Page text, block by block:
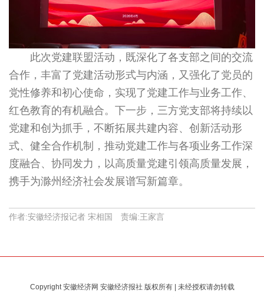
此次党建联盟活动，既深化了各支部之间的交流
合作，丰富了党建活动形式与内涵，又强化了党员的
党性修养和初心使命，实现了党建工作与业务工作、
红色教育的有机融合。下一步，三方党支部将持续以
党建和创为抓手，不断拓展共建内容、创新活动形
式、健全合作机制，推动党建工作与各项业务工作深
度融合、协同发力，以高质量党建引领高质量发展，
携手为滁州经济社会发展谱写新篇章。
作者:安徽经济报记者 宋相国 责编:王家言
Copyright 安徽经济网 安徽经济报社 版权所有 | 未经授权请勿转载